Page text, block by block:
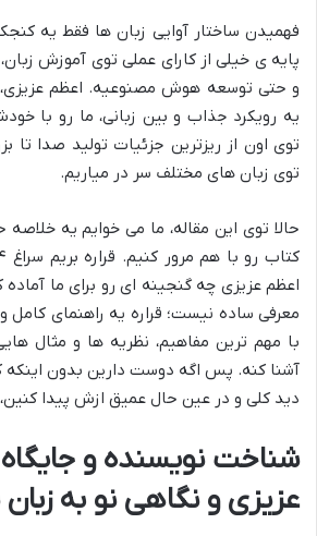
فهمیدن ساختار آوایی زبان ها فقط یه
پایه ی خیلی از کارای عملی توی آموزش زبان،
و حتی توسعه هوش مصنوعیه. اعظم عزیزی،
یه رویکرد جذاب و بین زبانی، ما رو با
توی اون از ریزترین جزئیات تولید صدا تا
توی زبان های مختلف سر در میاریم.
حالا توی این مقاله، ما می خوایم یه خلاصه
اعظم عزیزی چه گنجینه ای رو برای ما آماده
معرفی ساده نیست؛ قراره یه راهنمای
با مهم ترین مفاهیم، نظریه ها و مثال
آشنا کنه. پس اگه دوست دارین بدون اینکه
دید کلی و در عین حال عمیق ازش پیدا کنین،
شناخت نویسنده و جایگاه
عزیزی و نگاهی نو به